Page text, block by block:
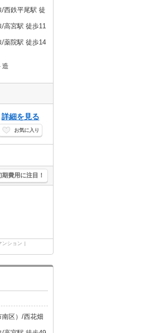
西鉄平尾駅 徒
/高宮駅 徒歩11
/薬院駅 徒歩14
造
詳細を見る
お気に入り
期費用に注目！
ンション
区）/西花畑